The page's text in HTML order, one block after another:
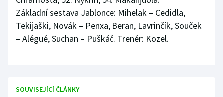
Základní sestava Jablonce: Mihelak – Cedidla,
Tekijaški, Novák – Penxa, Beran, Lavrinčík, Souček
– Alégué, Suchan – Puškáč. Trenér: Kozel.
SOUVISEJÍCÍ ČLÁNKY